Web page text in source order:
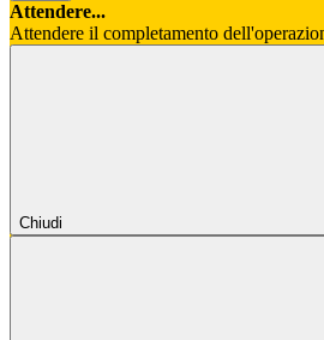
Attendere...
Attendere il completamento
Chiudi